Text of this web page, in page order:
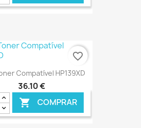
€ ONLINE
Compatível HP139XD
36,10 €
 COMPRAR
favorite_border